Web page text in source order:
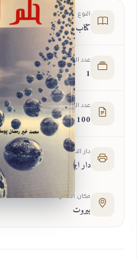
النوع
كتاب
عدد الأجزاء
1
عدد الصفحات
100
دار النشر
دار ابن حزم
مكان النشر
بيروت